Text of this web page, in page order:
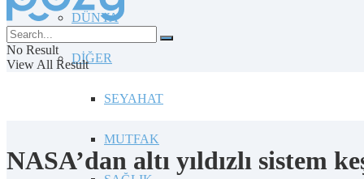
DÜNYA
DİĞER
SEYAHAT
MUTFAK
No Result
View All Result
NASA’dan altı yıldızlı sistem